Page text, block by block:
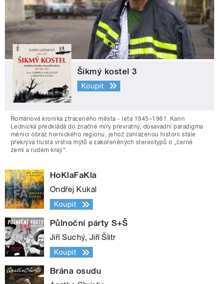
Šikmý kostel 3
Koupit
Románová kronika ztraceného města - léta 1945–1961. Karin
Lednická předkládá do značné míry převratný, dosavadní paradigma
měnící obraz hornického regionu, jehož zahlazenou historii stále
překrývá tlustá vrstva mýtů a zakořeněných stereotypů o „černé
zemi a rudém kraji“.
HoKlaFaKla
Ondřej Kukal
Koupit
Půlnoční párty S+Š
Jiří Suchý, Jiří Šlitr
Koupit
Brána osudu